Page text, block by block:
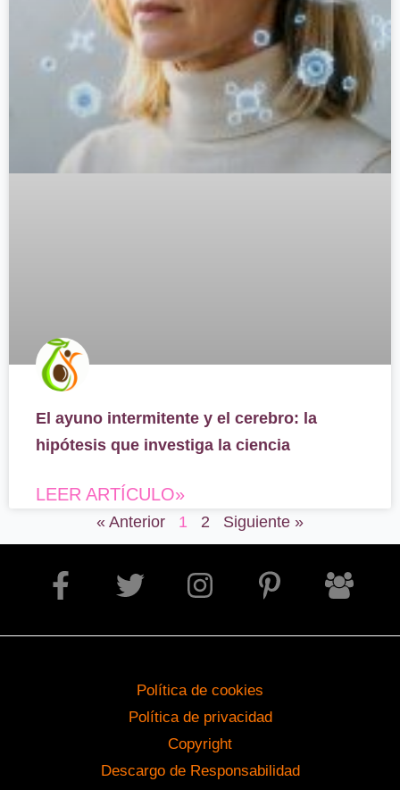
El ayuno intermitente y el cerebro: la
hipótesis que investiga la ciencia
LEER ARTÍCULO»
« Anterior 1 2 Siguiente »
Política de cookies
Política de privacidad
Copyright
Descargo de Responsabilidad